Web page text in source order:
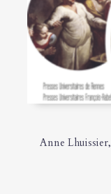
Anne Lhuissier,